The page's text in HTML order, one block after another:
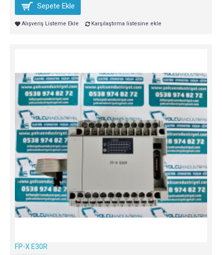
Sepete Ekle
Alışveriş Listeme Ekle Karşılaştırma listesine ekle
FP-X E30R